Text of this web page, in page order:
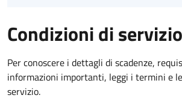
Condizioni di servizio
Per conoscere i dettagli di scadenze,
informazioni importanti, leggi i termini e
servizio.